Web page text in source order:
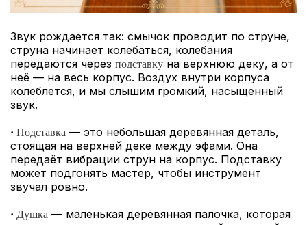
Звук рождается так: смычок проводит по струне,
струна начинает колебаться, колебания
передаются через подставку на верхнюю деку, а от
неё — на весь корпус. Воздух внутри корпуса
колеблется, и мы слышим громкий, насыщенный
звук.
· Подставка — это небольшая деревянная деталь,
стоящая на верхней деке между эфами. Она
передаёт вибрации струн на корпус. Подставку
может подгонять мастер, чтобы инструмент
звучал ровно.
· Душка — маленькая деревянная палочка, которая